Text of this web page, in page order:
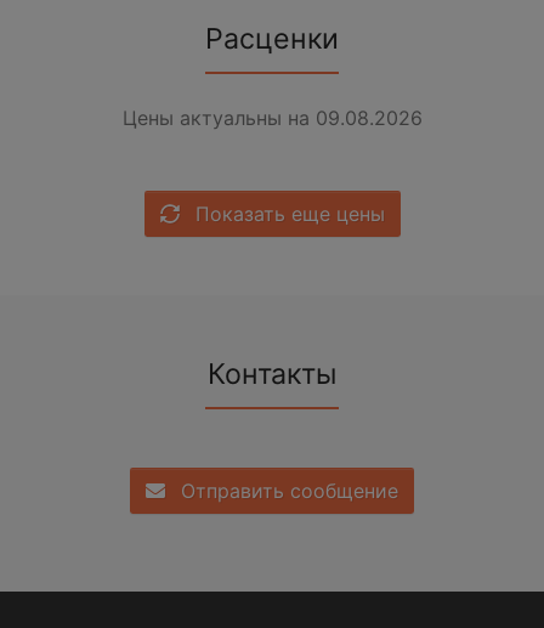
Расценки
Цены актуальны на 09.08.2026
Показать еще цены
Контакты
Отправить сообщение